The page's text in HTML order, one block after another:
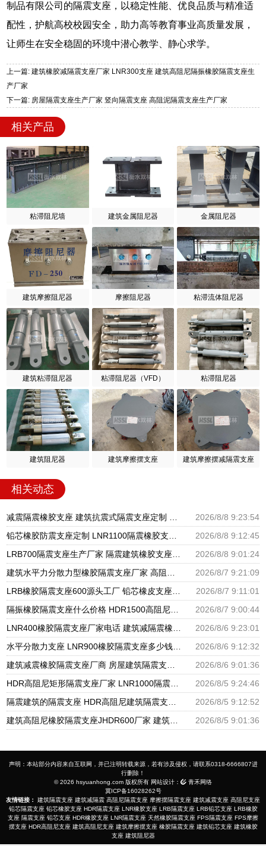
制品有限公司的隔震支座，以稳定性能、优良品质与精准适
配性，护航高校校园安全，助力高等教育事业高质量发展，
让师生在安全稳固的环境中潜心教学、静心求学。
上一篇: 建筑橡胶减隔震支座厂家 LNR300支座 建筑高阻尼隔振橡胶隔震支座生
产厂家
下一篇: 房屋隔震支座生产厂家 竖向隔震支座 高阻泥隔震支座生产厂家
相关产品
粘滞阻尼墙 建筑金属阻尼器 金属阻尼器
建筑摩擦阻尼器 摩擦阻尼器 粘滞流体阻尼器
建筑粘滞阻尼器 粘滞阻尼器（VFD） 粘滞阻尼器
建筑阻尼器 建筑摩擦摆支座 建筑摩擦摆减隔震支座
相关动态
2026/8/8 9:23:54
2026/8/8 9:12:45
2026/8/8 9:01:24
2026/8/7 9:21:09
2026/8/7 9:11:01
2026/8/7 9:00:44
2026/8/6 9:23:01
2026/8/6 9:12:32
2026/8/6 9:01:36
2026/8/5 9:24:46
2026/8/5 9:12:52
2026/8/5 9:01:36
声明：本站部分内容来自互联网，并已注明转载来源，若有涉及侵权，请联系0318-6666807进
行删除！
© 2026 hsyuanhong.com 版权所有 网站设计：
青禾网络
冀ICP备16028262号
友情链接：
建筑隔震支座 建筑减隔震 高阻尼隔震支座 摩擦摆隔震支座 建筑减震支座 高阻尼支座
铅芯隔震支座 铅芯橡胶支座 HDR隔震支座 LNR橡胶支座 LRB隔震支座 LRB铅芯支座 LRB橡胶
支座 隔震支座 铅芯支座 HDR橡胶支座 LNR隔震支座 天然橡胶隔震支座 FPS隔震支座 FPS摩擦
摆支座 HDR高阻尼支座 建筑高阻尼支座 建筑摩擦摆支座 橡胶隔震支座 建筑铅芯支座 建筑橡胶
支座 建筑阻尼器